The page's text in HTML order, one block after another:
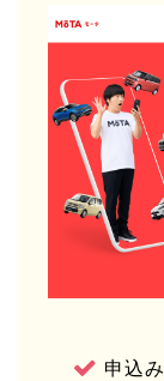
申込